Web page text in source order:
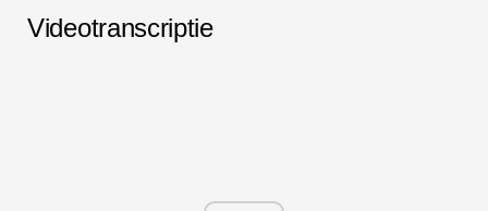
Videotranscriptie